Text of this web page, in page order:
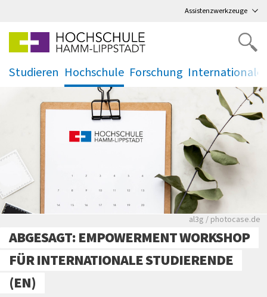
Assistenzwerkzeuge
Studieren Hochschule
.
Forschung
.
Rote leere
al3g / photocase.de
ABGESAGT: EMPOWERMENT WORKSHOP
FÜR INTERNATIONALE STUDIERENDE
(EN)